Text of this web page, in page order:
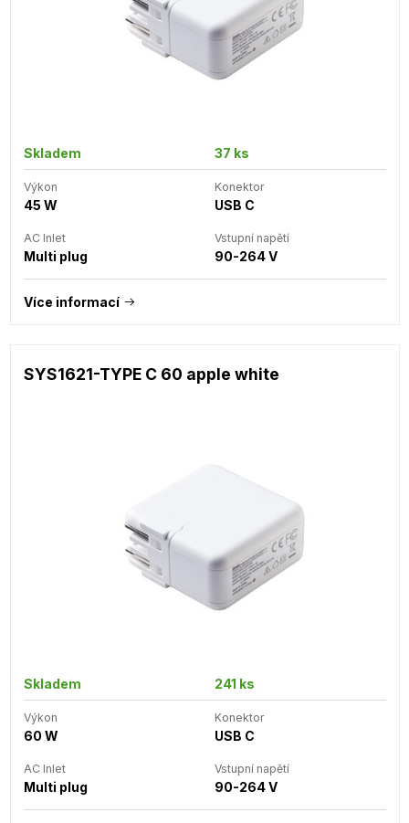
Skladem 37 ks
Výkon
45 W
Konektor
USB C
AC Inlet
Multi plug
Vstupní napětí
90-264 V
Více informací
SYS1621-TYPE C 60 apple white
Skladem 241 ks
Výkon
60 W
Konektor
USB C
AC Inlet
Multi plug
Vstupní napětí
90-264 V